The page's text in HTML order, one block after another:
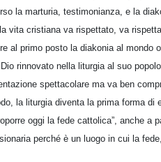
la marturia, testimonianza, e la
vita cristiana va rispettato, va
al primo posto la diakonia al mondo
rinnovato nella liturgia al suo
spettacolare ma va ben
la liturgia diventa la prima forma di
oggi la fede cattolica”, anche a
perché è un luogo in cui la